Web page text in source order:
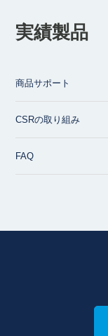
実績製品
商品サポート
CSRの取り組み
FAQ